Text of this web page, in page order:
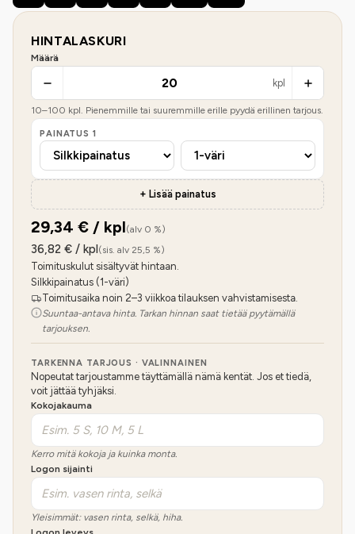
HINTALASKURI
Määrä
kpl
10–100 kpl. Pienemmille tai suuremmille erille pyydä erillinen tarjous.
PAINATUS 1
+ Lisää painatus
29,34 € / kpl(alv 0 %)
36,82 € / kpl(sis. alv 25,5 %)
Toimituskulut sisältyvät hintaan.
Silkkipainatus (1-väri)
Toimitusaika noin 2–3 viikkoa tilauksen vahvistamisesta.
Suuntaa-antava hinta. Tarkan hinnan saat tietää pyytämällä
tarjouksen.
TARKENNA TARJOUS · VALINNAINEN
Nopeutat tarjoustamme täyttämällä nämä kentät. Jos et tiedä,
voit jättää tyhjäksi.
Kokojakauma
Kerro mitä kokoja ja kuinka monta.
Logon sijainti
Yleisimmät: vasen rinta, selkä, hiha.